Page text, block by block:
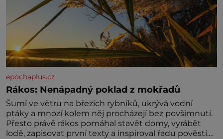
epochaplus.cz
Rákos: Nenápadný poklad z mokřadů
Šumí ve větru na březích rybníků, ukrývá vodní
ptáky a mnozí kolem něj procházejí bez povšimnutí.
Přesto právě rákos pomáhal stavět domy, vyrábět
lodě, zapisovat první texty a inspiroval řadu pověstí.